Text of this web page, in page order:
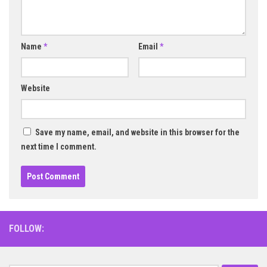
Name * Email *
Website
Save my name, email, and website in this browser for the
next time I comment.
FOLLOW: